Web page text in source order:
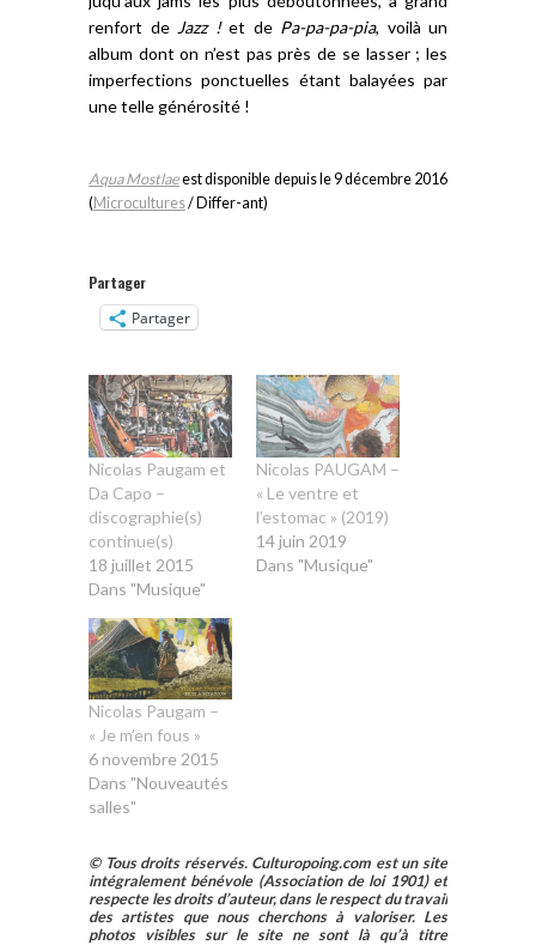
renfort de Jazz ! et dePa-pa-pa-pia, voilà un
album dont on n’est pas près de se lasser ; les
imperfections ponctuelles étant balayées par
une telle générosité !
Aqua Mostlaeest disponible depuis le 9 décembre 2016
(Microcultures/ Differ-ant)
Partager
Partager
Nicolas Paugam et
Da Capo –
discographie(s)
continue(s)
18 juillet 2015
Dans "Musique"
Nicolas PAUGAM –
« Le ventre et
l’estomac » (2019)
14 juin 2019
Dans "Musique"
Nicolas Paugam –
« Je m’en fous »
6 novembre 2015
Dans "Nouveautés
salles"
© Tous droits réservés. Culturopoing.com est un site
intégralement bénévole (Association de loi 1901) et
respecte les droits d’auteur, dans le respect du travail
des artistes que nous cherchons à valoriser. Les
photos visibles sur le site ne sont là qu’à titre